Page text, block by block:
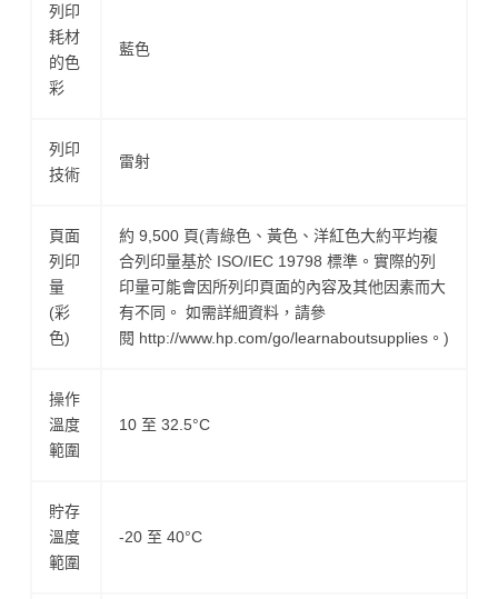
列印
耗材
的色
彩
藍色
列印
技術
雷射
頁面
列印
量
(彩
色)
約 9,500 頁(青綠色、黃色、洋紅色大約平均複
合列印量基於 ISO/IEC 19798 標準。實際的列
印量可能會因所列印頁面的內容及其他因素而大
有不同。 如需詳細資料，請參
閱 http://www.hp.com/go/learnaboutsupplies。)
操作
溫度
範圍
10 至 32.5°C
貯存
溫度
範圍
-20 至 40°C